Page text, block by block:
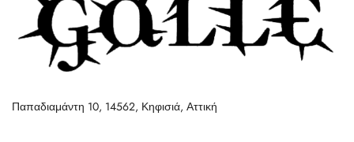
Παπαδιαμάντη 10, 14562, Κηφισιά, Αττική